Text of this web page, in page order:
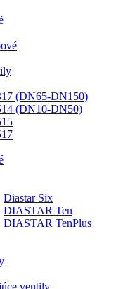
(DN65-DN150)
(DN10-DN50)
Diastar Six
DIASTAR Ten
DIASTAR TenPlus
ventily